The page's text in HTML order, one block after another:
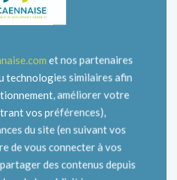
: ascenseurs ; aire de
parking, caves
sont assurés par
et nos partenaires
technologies similaires afin
améliorer votre
vos préférences),
du site (en suivant vos
de vous connecter à vos
des contenus depuis